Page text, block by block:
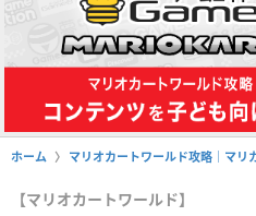
ホーム マリオカートワールド攻略｜マリ
【マリオカートワールド】